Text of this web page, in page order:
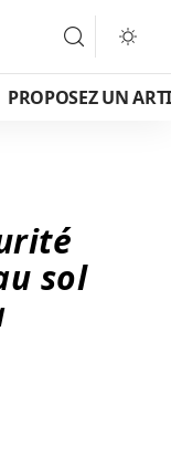
PROPOSEZ UN
sol